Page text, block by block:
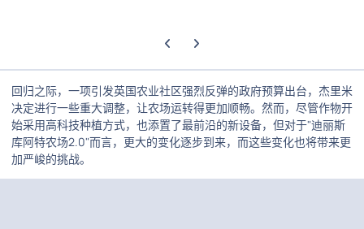
上一张轮播幻灯片
下一张轮播幻灯片
回归之际，一项引发英国农业社区强烈反弹的政府预算出台，杰里米
决定进行一些重大调整，让农场运转得更加顺畅。然而，尽管作物开
始采用高科技种植方式，也添置了最前沿的新设备，但对于"迪丽斯
库阿特农场2.0"而言，更大的变化逐步到来，而这些变化也将带来更
加严峻的挑战。